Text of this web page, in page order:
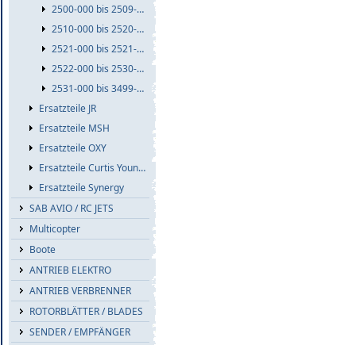
2500-000 bis 2509-999
2510-000 bis 2520-999
2521-000 bis 2521-999
2522-000 bis 2530-999
2531-000 bis 3499-999
Ersatzteile JR
Ersatzteile MSH
Ersatzteile OXY
Ersatzteile Curtis Youngblood
Ersatzteile Synergy
SAB AVIO / RC JETS
Multicopter
Boote
ANTRIEB ELEKTRO
ANTRIEB VERBRENNER
ROTORBLÄTTER / BLADES
SENDER / EMPFÄNGER